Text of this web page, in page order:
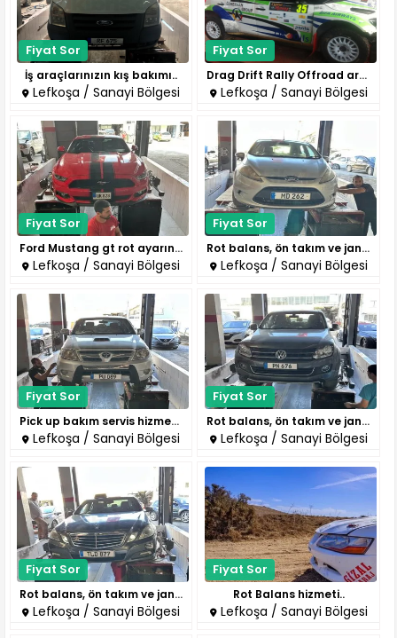
Fiyat Sor
İş araçlarınızın kış bakımı..
Lefkoşa / Sanayi Bölgesi
Fiyat Sor
Drag Drift Rally Offroad araç ..
Lefkoşa / Sanayi Bölgesi
Fiyat Sor
Ford Mustang gt rot ayarında..
Lefkoşa / Sanayi Bölgesi
Fiyat Sor
Rot balans, ön takım ve jant d..
Lefkoşa / Sanayi Bölgesi
Fiyat Sor
Pick up bakım servis hizmeti..
Lefkoşa / Sanayi Bölgesi
Fiyat Sor
Rot balans, ön takım ve jant d..
Lefkoşa / Sanayi Bölgesi
Fiyat Sor
Rot balans, ön takım ve jant d..
Lefkoşa / Sanayi Bölgesi
Fiyat Sor
Rot Balans hizmeti..
Lefkoşa / Sanayi Bölgesi